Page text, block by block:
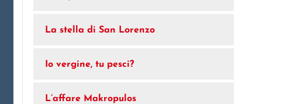
La stella di San Lorenzo
Io vergine, tu pesci?
L’affare Makropulos